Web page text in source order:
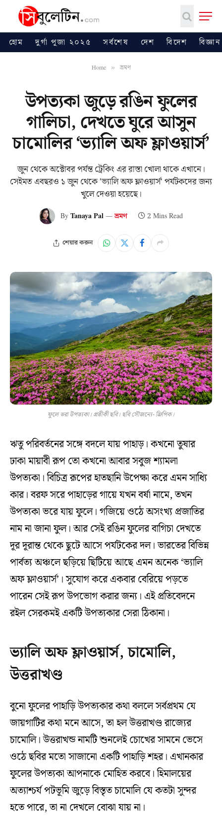
হোম দুর্গা পূজা ২০২৫ সর্বশেষ দেশ বিদেশ
Home » ভ্রমণ
উপত্যকা জুড়ে রঙিন ফুলের
গালিচা, দেখতে ঘুরে আসুন
চামোলির ‘ভ্যালি অফ ফ্লাওয়ার্স’
জুন থেকে অক্টোবর পর্যন্ত ট্রেকিং এর রাস্তা খোলা থাকে এখানে।
সেইমত এবছরও ১ জুন থেকে 'ভ্যালি অফ ফ্লাওয়ার্স' পর্যটকদের জন্য
খুলে দেওয়া হয়েছে।
By Tanaya Pal ভ্রমণ 2 Mins Read
শেয়ার করুন
ফুলে ভরা উপত্যকা। প্রতীকী ছবি। ছবি সৌজন্যে- ফ্রিপিক।
ঋতু পরিবর্তনের সঙ্গে বদলে যায় পাহাড়। কখনো তুষার
ঢাকা মায়াবী রূপ তো কখনো আবার সবুজ শ্যামলা
উপত্যকা। বিচিত্র রূপের হাতছানি উপেক্ষা করে এমন সাধ্যি
কার। বরফ সরে পাহাড়ের গায়ে যখন বর্ষা নামে, তখন
উপত্যকা ভরে যায় ফুলে। গজিয়ে ওঠে অসংখ্য প্রজাতির
নাম না জানা ফুল। আর সেই রঙিন ফুলের বাগিচা দেখতে
দূর দূরান্ত থেকে ছুটে আসে পর্যটকের দল। ভারতের বিভিন্ন
পার্বত্য অঞ্চলে ছড়িয়ে ছিটিয়ে আছে এমন অনেক ‘ভ্যালি
অফ ফ্লাওয়ার্স’। সুযোগ করে একবার বেরিয়ে পড়তে
পারেন সেই রূপ উপভোগ করার জন্য। এই প্রতিবেদনে
রইল সেরকমই একটি উপত্যকার সেরা ঠিকানা।
ভ্যালি অফ ফ্লাওয়ার্স, চামোলি,
উত্তরাখণ্ড
বুনো ফুলের পাহাড়ি উপত্যকার কথা বললে সর্বপ্রথম যে
জায়গাটির কথা মনে আসে, তা হল উত্তরাখণ্ড রাজ্যের
চামোলি। উত্তরাখন্ড নামটি শুনলেই চোখের সামনে ভেসে
ওঠে ছবির মতো সাজানো একটি পাহাড়ি শহর। এখানকার
ফুলের উপত্যকা আপনাকে মোহিত করবে। হিমালয়ের
অত্যাশ্চর্য পটভূমি জুড়ে বিস্তৃত চামোলি যে কতটা সুন্দর
হতে পারে, তা না দেখলে বোঝা যায় না।